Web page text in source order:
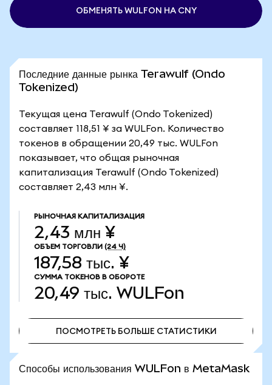
ОБМЕНЯТЬ WULFON НА CNY
Последние данные рынка Terawulf (Ondo
Tokenized)
Текущая цена Terawulf (Ondo Tokenized)
составляет 118,51 ¥ за WULFon. Количество
токенов в обращении 20,49 тыс. WULFon
показывает, что общая рыночная
капитализация Terawulf (Ondo Tokenized)
составляет 2,43 млн ¥.
РЫНОЧНАЯ КАПИТАЛИЗАЦИЯ
2,43 млн ¥
ОБЪЕМ ТОРГОВЛИ (24 Ч)
187,58 тыс. ¥
СУММА ТОКЕНОВ В ОБОРОТЕ
20,49 тыс. WULFon
ПОСМОТРЕТЬ БОЛЬШЕ СТАТИСТИКИ
Способы использования WULFon в MetaMask